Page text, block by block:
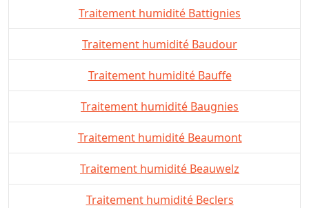
Traitement humidité Battignies
Traitement humidité Baudour
Traitement humidité Bauffe
Traitement humidité Baugnies
Traitement humidité Beaumont
Traitement humidité Beauwelz
Traitement humidité Beclers